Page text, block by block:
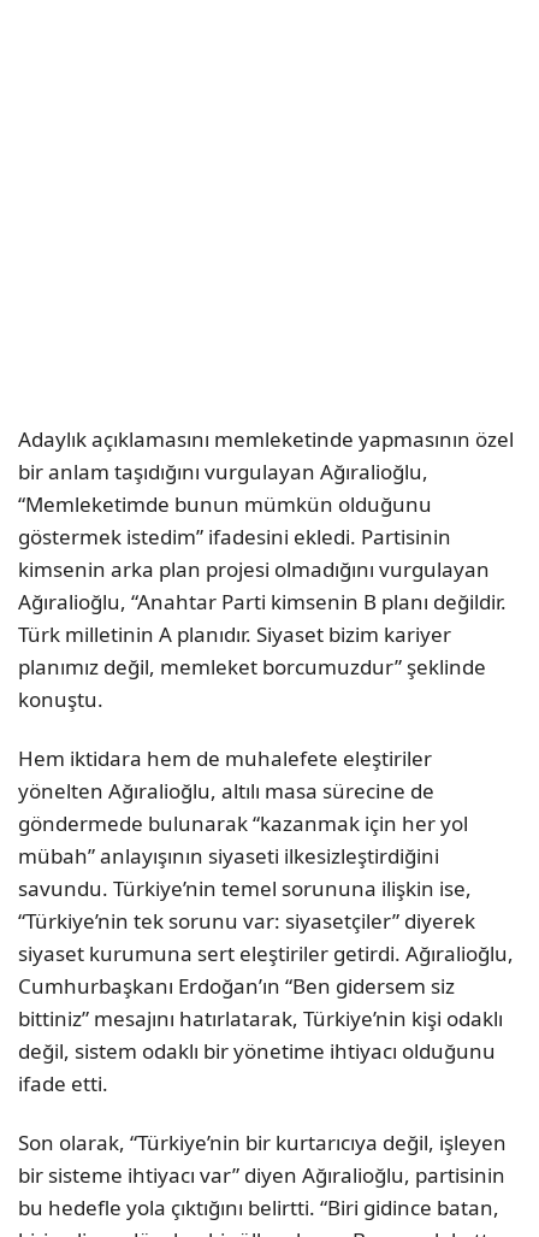
Adaylık açıklamasını memleketinde yapmasının özel
bir anlam taşıdığını vurgulayan Ağıralioğlu,
“Memleketimde bunun mümkün olduğunu
göstermek istedim” ifadesini ekledi. Partisinin
kimsenin arka plan projesi olmadığını vurgulayan
Ağıralioğlu, “Anahtar Parti kimsenin B planı değildir.
Türk milletinin A planıdır. Siyaset bizim kariyer
planımız değil, memleket borcumuzdur” şeklinde
konuştu.
Hem iktidara hem de muhalefete eleştiriler
yönelten Ağıralioğlu, altılı masa sürecine de
göndermede bulunarak “kazanmak için her yol
mübah” anlayışının siyaseti ilkesizleştirdiğini
savundu. Türkiye’nin temel sorununa ilişkin ise,
“Türkiye’nin tek sorunu var: siyasetçiler” diyerek
siyaset kurumuna sert eleştiriler getirdi. Ağıralioğlu,
Cumhurbaşkanı Erdoğan’ın “Ben gidersem siz
bittiniz” mesajını hatırlatarak, Türkiye’nin kişi odaklı
değil, sistem odaklı bir yönetime ihtiyacı olduğunu
ifade etti.
Son olarak, “Türkiye’nin bir kurtarıcıya değil, işleyen
bir sisteme ihtiyacı var” diyen Ağıralioğlu, partisinin
bu hedefle yola çıktığını belirtti. “Biri gidince batan,